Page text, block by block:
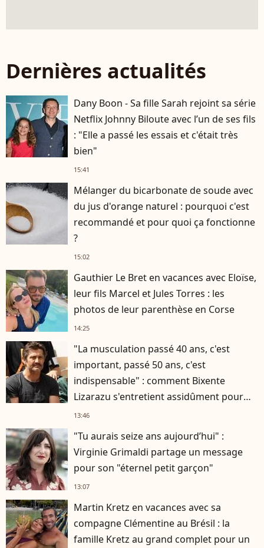
Dernières actualités
Dany Boon - Sa fille Sarah rejoint sa série
Netflix Johnny Biloute avec l’un de ses fils
: "Elle a passé les essais et c'était très
bien"
15:41
Mélanger du bicarbonate de soude avec
du jus d'orange naturel : pourquoi c'est
recommandé et pour quoi ça fonctionne
?
15:02
Gauthier Le Bret en vacances avec Eloïse,
leur fils Marcel et Jules Torres : les
photos de leur parenthèse en Corse
14:25
"La musculation passé 40 ans, c'est
important, passé 50 ans, c'est
indispensable" : comment Bixente
Lizarazu s'entretient assidûment pour
rester musclé à 56 ans ?
13:46
"Tu aurais seize ans aujourd’hui" :
Virginie Grimaldi partage un message
pour son "éternel petit garçon"
13:07
Martin Kretz en vacances avec sa
compagne Clémentine au Brésil : la
famille Kretz au grand complet pour un